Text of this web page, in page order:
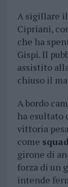
A sigillare
Cipriani,
che ha
Gispi. Il
assistito
chiuso il
A bordo
ha esultato
vittoria
come
girone di
forza di un
intende